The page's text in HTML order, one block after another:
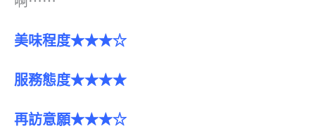
美味程度★★★☆
服務態度★★★★
再訪意願★★★☆